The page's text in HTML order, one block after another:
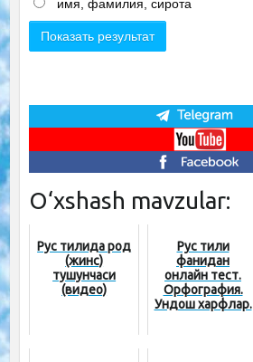
имя, фамилия, сирота
O‘xshash mavzular:
Рус тилида род
(жинс)
тушунчаси
(видео)
Рус тили
фанидан
онлайн тест.
Орфография.
Ундош харфлар.